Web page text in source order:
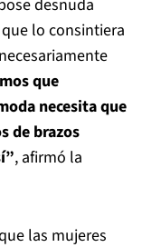
desnuda
lo consintiera
que
necesita que
de brazos
, afirmó la
las mujeres